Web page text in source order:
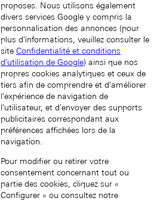
proposes. Nous utilisons également
divers services Google y compris la
personnalisation des annonces (pour
plus d'informations, veuillez consulter le
site Confidentialité et conditions
d'utilisation de Google) ainsi que nos
propres cookies analytiques et ceux de
tiers afin de comprendre et d'améliorer
l'expérience de navigation de
l'utilisateur, et d'envoyer des supports
publicitaires correspondant aux
préférences affichées lors de la
navigation.
Pour modifier ou retirer votre
consentement concernant tout ou
partie des cookies, cliquez sur «
Configurer » ou consultez notre